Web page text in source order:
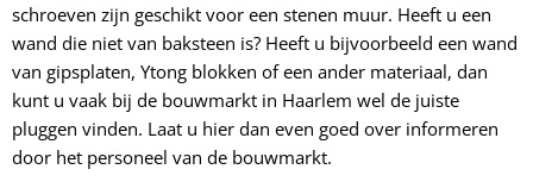
schroeven zijn geschikt voor een stenen muur. Heeft u een
wand die niet van baksteen is? Heeft u bijvoorbeeld een wand
van gipsplaten, Ytong blokken of een ander materiaal, dan
kunt u vaak bij de bouwmarkt in Haarlem wel de juiste
pluggen vinden. Laat u hier dan even goed over informeren
door het personeel van de bouwmarkt.